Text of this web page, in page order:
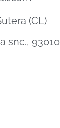
(CL)
snc., 93010